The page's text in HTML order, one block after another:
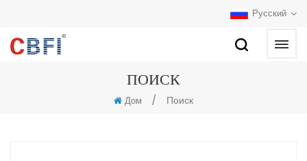
Русский
ПОИСК
Дом / Поиск